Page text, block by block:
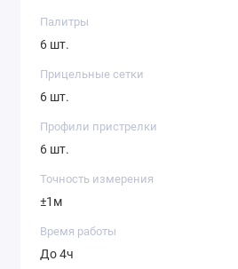
Палитры
6 шт.
Прицельные сетки
6 шт.
Профили пристрелки
6 шт.
Точность измерения
±1м
Время работы
До 4ч